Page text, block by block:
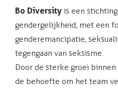
Bo Diversity is een
gendergelijkheid, met een
genderemancipatie,
tegengaan van seksisme.
Door de sterke groei
de behoefte om het team